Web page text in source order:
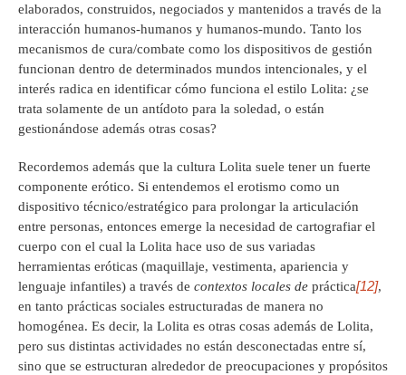
elaborados, construidos, negociados y mantenidos a través de la
interacción humanos-humanos y humanos-mundo. Tanto los
mecanismos de cura/combate como los dispositivos de gestión
funcionan dentro de determinados mundos intencionales, y el
interés radica en identificar cómo funciona el estilo Lolita: ¿se
trata solamente de un antídoto para la soledad, o están
gestionándose además otras cosas?
Recordemos además que la cultura Lolita suele tener un fuerte
componente erótico. Si entendemos el erotismo como un
dispositivo técnico/estratégico para prolongar la articulación
entre personas, entonces emerge la necesidad de cartografiar el
cuerpo con el cual la Lolita hace uso de sus variadas
herramientas eróticas (maquillaje, vestimenta, apariencia y
lenguaje infantiles) a través de contextos locales de práctica[12],
en tanto prácticas sociales estructuradas de manera no
homogénea. Es decir, la Lolita es otras cosas además de Lolita,
pero sus distintas actividades no están desconectadas entre sí,
sino que se estructuran alrededor de preocupaciones y propósitos